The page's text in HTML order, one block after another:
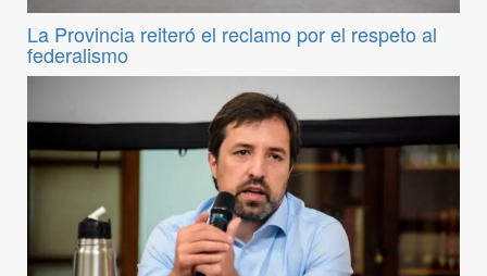
La Provincia reiteró el reclamo por el respeto al
federalismo